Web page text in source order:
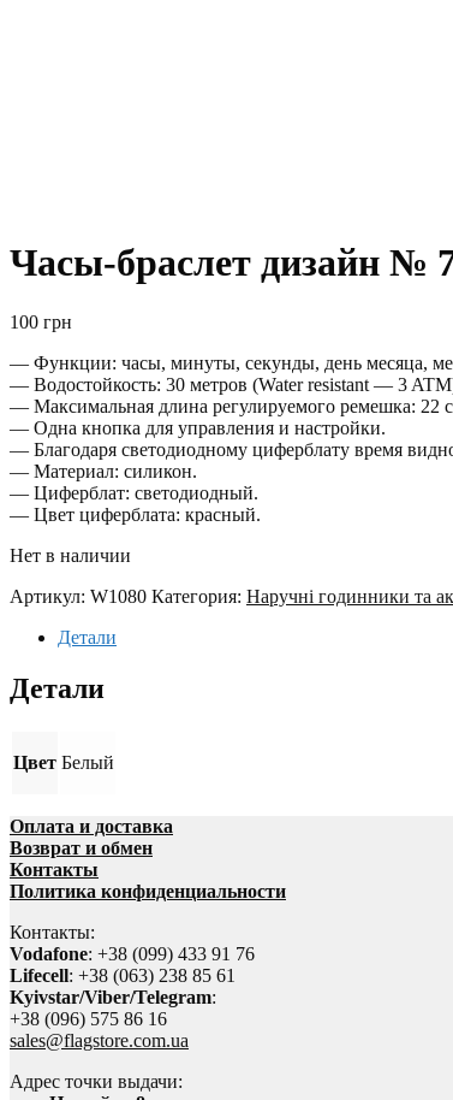
Часы-браслет дизайн №
100 грн
— Функции: часы, минуты, секунды, день месяца,
— Водостойкость: 30 метров (Water resistant — 3
— Максимальная длина регулируемого ремешка: 22
— Одна кнопка для управления и настройки.
— Благодаря светодиодному циферблату время
— Материал: силикон.
— Циферблат: светодиодный.
— Цвет циферблата: красный.
Нет в наличии
Артикул: W1080 Категория: Наручні годинники та
Детали
Детали
Цвет Белый
Оплата и доставка
Возврат и обмен
Контакты
Политика конфиденциальности
Контакты:
Vodafone: +38 (099) 433 91 76
Lifecell: +38 (063) 238 85 61
Kyivstar/Viber/Telegram:
+38 (096) 575 86 16
sales@flagstore.com.ua
Адрес точки выдачи: